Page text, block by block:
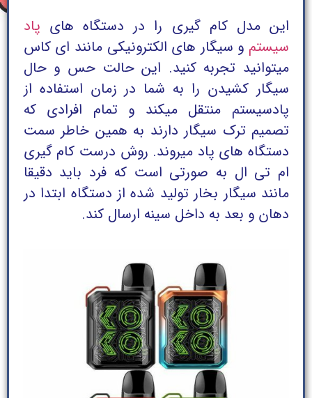
این مدل کام گیری را در دستگاه های پاد
سیستم و سیگار های الکترونیکی مانند ای کاس
میتوانید تجربه کنید. این حالت حس و حال
سیگار کشیدن را به شما در زمان استفاده از
پادسیستم منتقل میکند و تمام افرادی که
تصمیم ترک سیگار دارند به همین خاطر سمت
دستگاه های پاد میروند. روش درست کام گیری
ام تی ال به صورتی است که فرد باید دقیقا
مانند سیگار بخار تولید شده از دستگاه ابتدا در
دهان و بعد به داخل سینه ارسال کند.